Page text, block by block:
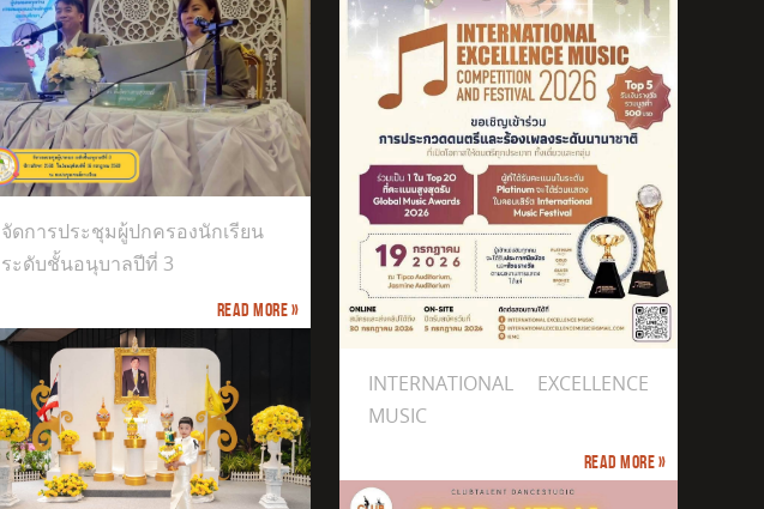
จัดการประชุมผู้ปกครองนักเรียน
ระดับชั้นอนุบาลปีที่ 3
Read more »
INTERNATIONAL EXCELLENCE MUSIC
INTERNATIONAL EXCELLENCE
MUSIC
Read more »